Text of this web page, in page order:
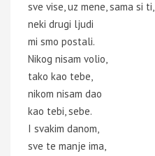
sve vise, uz mene, sama si ti,
neki drugi ljudi
mi smo postali.
Nikog nisam volio,
tako kao tebe,
nikom nisam dao
kao tebi, sebe.
I svakim danom,
sve te manje ima,